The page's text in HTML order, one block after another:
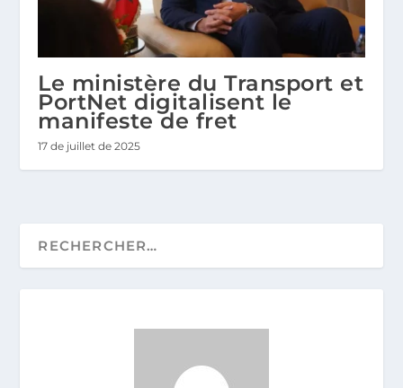
Le ministère du Transport et
PortNet digitalisent le
manifeste de fret
17 de juillet de 2025